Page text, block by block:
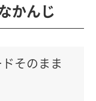
かんじ
そのまま